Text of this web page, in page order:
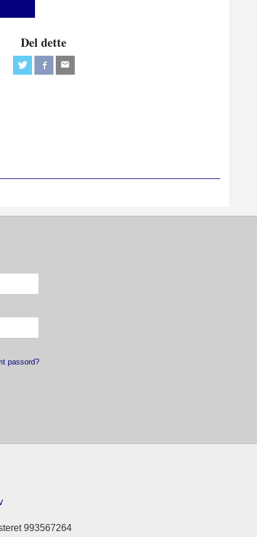
Del dette
passord?
993567264